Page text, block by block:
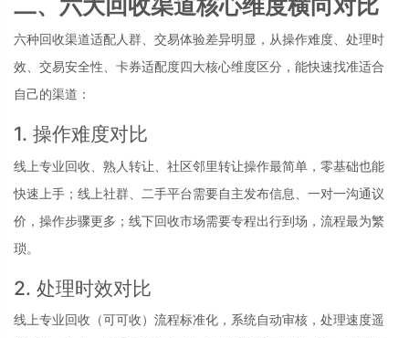
六种回收渠道适配人群、交易体验差异明显，从操作难度、处理时
效、交易安全性、卡券适配度四大核心维度区分，能快速找准适合
自己的渠道：
1. 操作难度对比
线上专业回收、熟人转让、社区邻里转让操作最简单，零基础也能
快速上手；线上社群、二手平台需要自主发布信息、一对一沟通议
价，操作步骤更多；线下回收市场需要专程出行到场，流程最为繁
琐。
2. 处理时效对比
线上专业回收（可可收）流程标准化，系统自动审核，处理速度遥